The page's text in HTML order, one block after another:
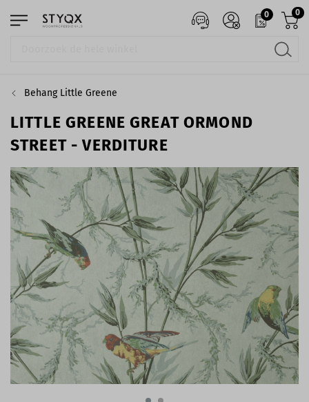
0 0
Behang Little Greene
LITTLE GREENE GREAT ORMOND
STREET - VERDITURE